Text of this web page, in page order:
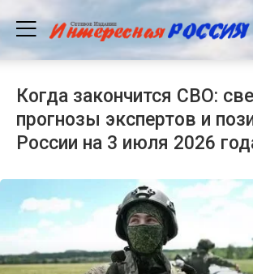
Когда закончится СВО:
прогнозы экспертов и
России на 3 июля 2026